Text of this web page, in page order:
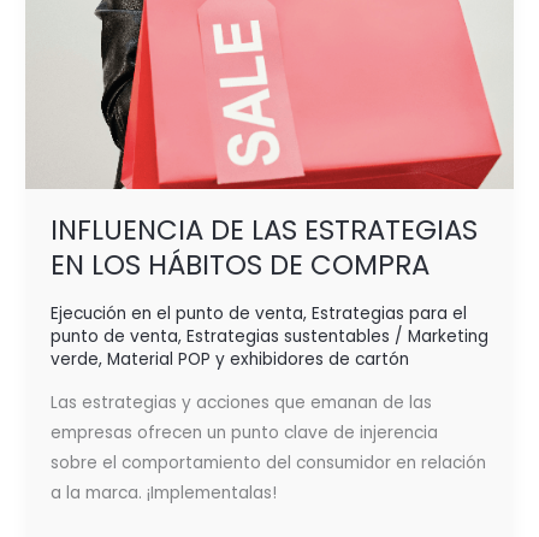
INFLUENCIA DE LAS ESTRATEGIAS
EN LOS HÁBITOS DE COMPRA
Ejecución en el punto de venta, Estrategias para el
punto de venta, Estrategias sustentables / Marketing
verde, Material POP y exhibidores de cartón
Las estrategias y acciones que emanan de las
empresas ofrecen un punto clave de injerencia
sobre el comportamiento del consumidor en relación
a la marca. ¡Implementalas!